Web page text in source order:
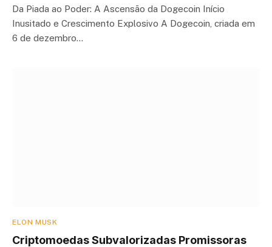
Da Piada ao Poder: A Ascensão da Dogecoin Início
Inusitado e Crescimento Explosivo A Dogecoin, criada em
6 de dezembro…
ELON MUSK
Criptomoedas Subvalorizadas Promissoras